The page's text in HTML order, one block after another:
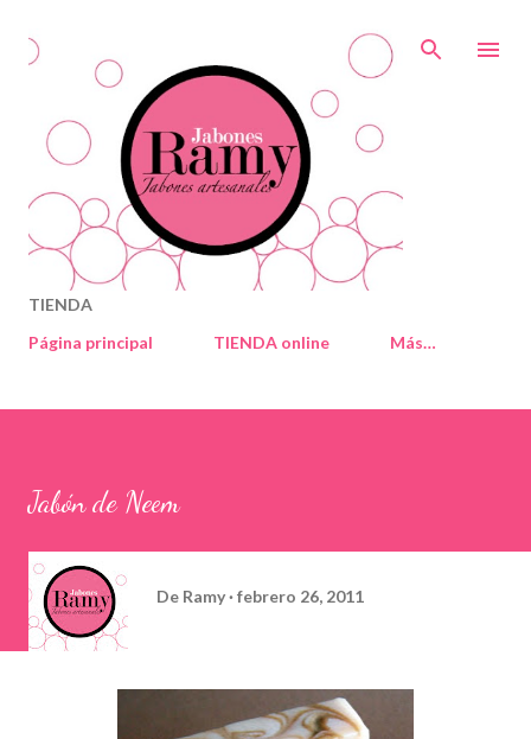
TIENDA
Página principal
TIENDA online Más…
Jabón de Neem
De Ramy febrero 26, 2011